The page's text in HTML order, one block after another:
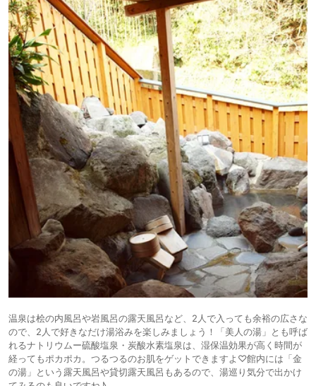
温泉は桧の内風呂や岩風呂の露天風呂など、2人で入っても余裕の広さな
ので、2人で好きなだけ湯浴みを楽しみましょう！「美人の湯」とも呼ば
れるナトリウムー硫酸塩泉・炭酸水素塩泉は、湿保温効果が高く時間が
経ってもポカポカ。つるつるのお肌をゲットできますよ♡館内には「金
の湯」という露天風呂や貸切露天風呂もあるので、湯巡り気分で出かけ